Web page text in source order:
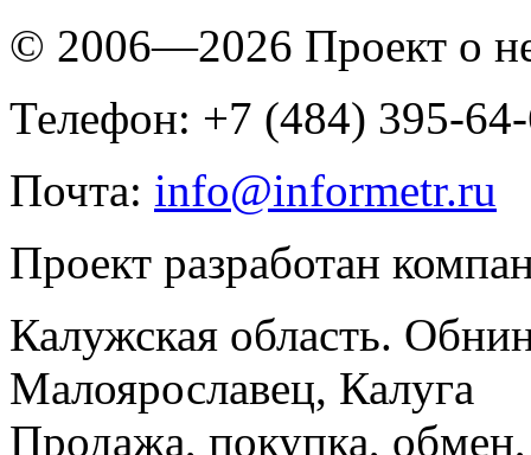
© 2006—2026 Проект о
Телефон: +7 (484) 395-
Почта: info@informetr.ru
Проект разработан
Калужская область.
Малоярославец, Калуга
Продажа, покупка, обмен,